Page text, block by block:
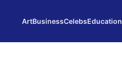
ArtBusinessCelebsEducation